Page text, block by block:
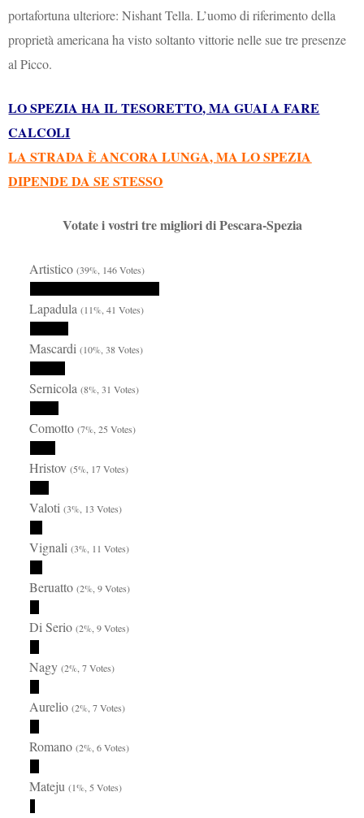
portafortuna ulteriore: Nishant Tella. L’uomo di riferimento della
proprietà americana ha visto soltanto vittorie nelle sue tre presenze
al Picco.
LO SPEZIA HA IL TESORETTO, MA GUAI A FARE
CALCOLI
LA STRADA È ANCORA LUNGA, MA LO SPEZIA
DIPENDE DA SE STESSO
Votate i vostri tre migliori di Pescara-Spezia
Artistico(39%, 146 Votes)
Lapadula(11%, 41 Votes)
Mascardi(10%, 38 Votes)
Sernicola(8%, 31 Votes)
Comotto(7%, 25 Votes)
Hristov(5%, 17 Votes)
Valoti(3%, 13 Votes)
Vignali(3%, 11 Votes)
Beruatto(2%, 9 Votes)
Di Serio(2%, 9 Votes)
Nagy(2%, 7 Votes)
Aurelio(2%, 7 Votes)
Romano(2%, 6 Votes)
Mateju(1%, 5 Votes)